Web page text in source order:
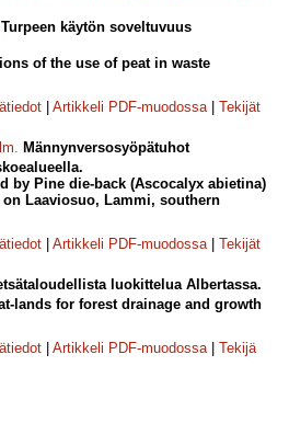
Turpeen käytön soveltuvuus
of the use of peat in waste
Artikkeli PDF-muodossa| Tekijät
. Männynversosyöpätuhot
by Pine die-back (Ascocalyx abietina)
Laaviosuo, Lammi, southern
Artikkeli PDF-muodossa| Tekijät
luokittelua Albertassa.
lands for forest drainage and growth
Artikkeli PDF-muodossa| Tekijä